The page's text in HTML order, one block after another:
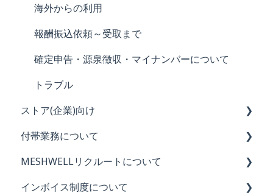
海外からの利用
報酬振込依頼～受取まで
確定申告・源泉徴収・マイナンバーについて
トラブル
ストア(企業)向け
初めてのMESHWELL利用ガイド（全4回）
【重要】ストアの皆様に知っていただきたいこと
付帯業務について
付帯業務について
MESHWELLリクルートについて